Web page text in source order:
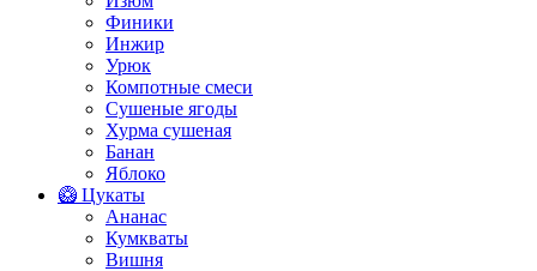
Финики
Инжир
Урюк
Компотные смеси
Сушеные ягоды
Хурма сушеная
Банан
Яблоко
🥝 Цукаты
Ананас
Кумкваты
Вишня